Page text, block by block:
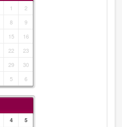
1
2
8
9
15
16
22
23
29
30
5 6
4
5